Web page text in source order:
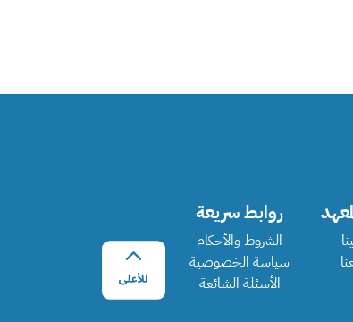
روابط سريعة
الشروط والأحكام
سياسة الخصوصية
الأسئلة الشائعة